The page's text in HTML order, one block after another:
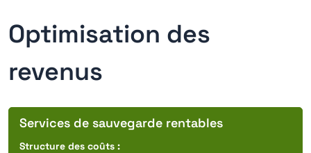
Optimisation des
revenus
Services de sauvegarde rentables
Structure des coûts :